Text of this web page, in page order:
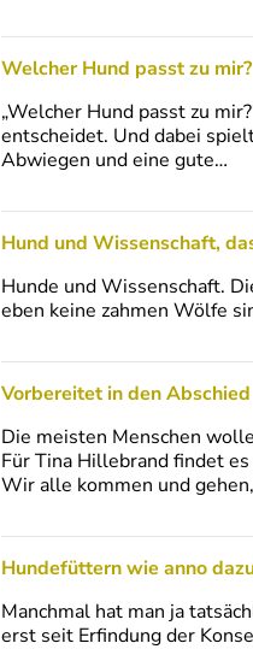
Welcher Hund passt zu mir?
„Welcher Hund passt zu
entscheidet. Und dabei
Abwiegen und eine gute…
Hund und Wissenschaft,
Hunde und Wissenschaft.
eben keine zahmen Wölfe
Vorbereitet in den Abschied
Die meisten Menschen
Für Tina Hillebrand findet
Wir alle kommen und
Hundefüttern wie anno
Manchmal hat man ja
erst seit Erfindung der